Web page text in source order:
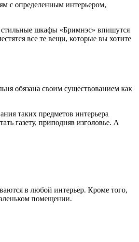
с определенным интерьером,
стильные шкафы «Бримнэс» впишутся
все те вещи, которые вы хотите
обязана своим существованием как
таких предметов интерьера
газету, приподняв изголовье. А
в любой интерьер. Кроме того,
помещении.